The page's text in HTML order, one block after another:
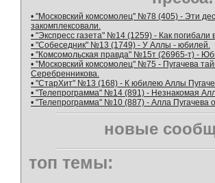
• "Московский комсомолец" №78 (405) - Эти
закомплексовали.
• "Экспресс газета" №14 (1259) - Как погибали
• "Собеседник" №13 (1749) - У Аллы - юбилей.
• "Комсомольская правда" №15т (26965-т) -
• "Московский комсомолец" №75 - Пугачева
Серебренникова.
• "СтарХит" №13 (168) - К юбилею Аллы
• "Телепрограмма" №14 (891) - Незнакомая
• "Телепрограмма" №10 (887) - Алла Пугачева
новые
топ темы: